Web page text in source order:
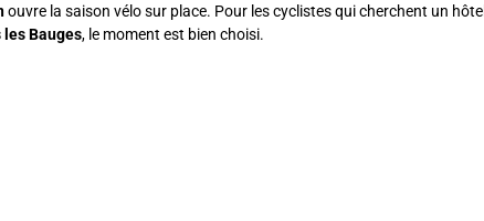
ouvre la saison vélo sur place. Pour les cyclistes qui cherchent un hôtel
Bauges, le moment est bien choisi.